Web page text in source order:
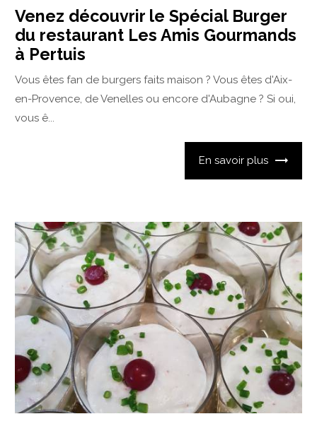
Venez découvrir le Spécial Burger
du restaurant Les Amis Gourmands
à Pertuis
Vous êtes fan de burgers faits maison ? Vous êtes d'Aix-
en-Provence, de Venelles ou encore d'Aubagne ? Si oui,
vous ê...
En savoir plus